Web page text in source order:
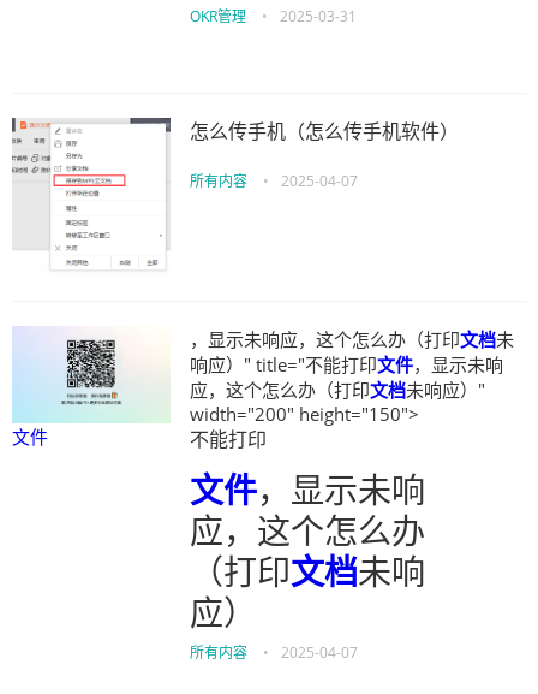
OKR管理 • 2025-03-31
怎么传手机（怎么传手机软件）
所有内容 • 2025-04-07
文件
，显示未响应，这个怎么办（打印文档未
响应）" title="不能打印文件，显示未响
应，这个怎么办（打印文档未响应）"
width="200" height="150">
不能打印
文件，显示未响
应，这个怎么办
（打印文档未响
应）
所有内容 • 2025-04-07